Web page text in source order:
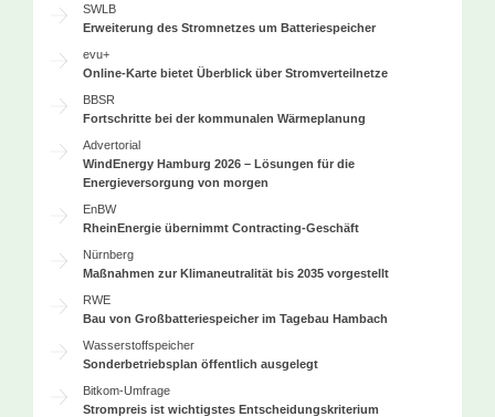
SWLB
Erweiterung des Stromnetzes um Batteriespeicher
evu+
Online-Karte bietet Überblick über Stromverteilnetze
BBSR
Fortschritte bei der kommunalen Wärmeplanung
Advertorial
WindEnergy Hamburg 2026 – Lösungen für die
Energieversorgung von morgen
EnBW
RheinEnergie übernimmt Contracting-Geschäft
Nürnberg
Maßnahmen zur Klimaneutralität bis 2035 vorgestellt
RWE
Bau von Großbatteriespeicher im Tagebau Hambach
Wasserstoffspeicher
Sonderbetriebsplan öffentlich ausgelegt
Bitkom-Umfrage
Strompreis ist wichtigstes Entscheidungskriterium